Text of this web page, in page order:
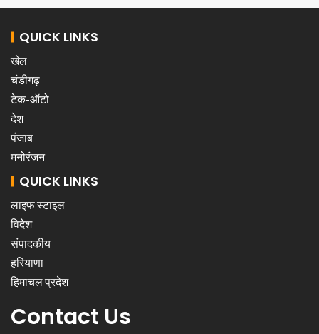
QUICK LINKS
खेल
चंडीगढ़
टेक-ऑटो
देश
पंजाब
मनोरंजन
QUICK LINKS
लाइफ स्टाइल
विदेश
संपादकीय
हरियाणा
हिमाचल प्रदेश
Contact Us